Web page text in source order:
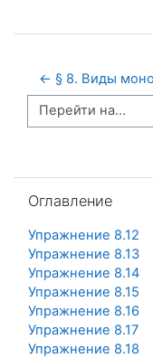
← § 8. Виды
Перейти на...
Оглавление
Упражнение 8.12
Упражнение 8.13
Упражнение 8.14
Упражнение 8.15
Упражнение 8.16
Упражнение 8.17
Упражнение 8.18